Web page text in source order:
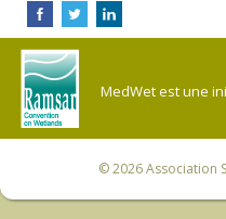
MedWet est une
© 2026Association